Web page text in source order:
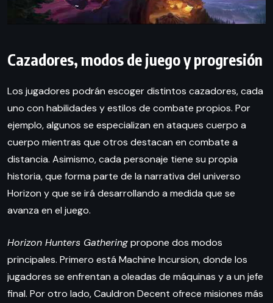
Cazadores, modos de juego y progresión
Los jugadores podrán escoger distintos cazadores, cada
uno con habilidades y estilos de combate propios. Por
ejemplo, algunos se especializan en ataques cuerpo a
cuerpo mientras que otros destacan en combate a
distancia. Asimismo, cada personaje tiene su propia
historia, que forma parte de la narrativa del universo
Horizon y que se irá desarrollando a medida que se
avanza en el juego.
Horizon Hunters Gatheringpropone dos modos
principales. Primero está Machine Incursion, donde los
jugadores se enfrentan a oleadas de máquinas y a un jefe
final. Por otro lado, Cauldron Decent ofrece misiones más